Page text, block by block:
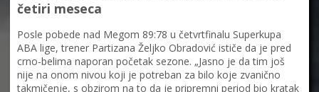
četiri meseca
Posle pobede nad Megom 89:78 u četvrtfinalu Superkupa
ABA lige, trener Partizana Željko Obradović ističe da je pred
crno-belima naporan početak sezone. „Jasno je da tim još
nije na onom nivou koji je potreban za bilo koje zvanično
takmičenje, s obzirom na to da je pripremni period bio kratak